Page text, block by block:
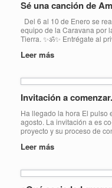
Sé una canción de
Del 6 al 10 de Enero se
equipo de la Caravana por
Tierra. ✨ॐ✨ Entrégate al
Leer más
Invitación a comenzar.
Ha llegado la hora El pulso
agosto. La invitación a es
proyecto y su proceso de
Leer más